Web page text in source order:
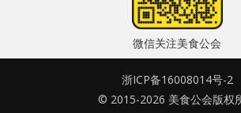
微信关注美食公会
浙ICP备16008014号-2
© 2015-2026 美食公会版权